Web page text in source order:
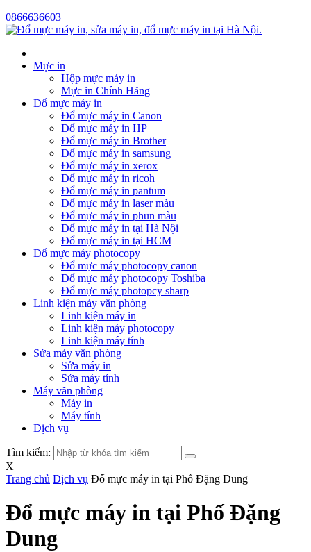
0866636603
Mực in
Hộp mực máy in
Mực in Chính Hãng
Đổ mực máy in
Đổ mực máy in Canon
Đổ mực máy in HP
Đổ mực máy in Brother
Đổ mực máy in samsung
Đổ mực máy in xerox
Đổ mực máy in ricoh
Đổ mực máy in pantum
Đổ mực máy in laser màu
Đổ mực máy in phun màu
Đổ mực máy in tại Hà Nội
Đổ mực máy in tại HCM
Đổ mực máy photocopy
Đổ mực máy photocopy canon
Đổ mực máy photocopy Toshiba
Đổ mực máy photopcy sharp
Linh kiện máy văn phòng
Linh kiện máy in
Linh kiện máy photocopy
Linh kiện máy tính
Sửa máy văn phòng
Sửa máy in
Sửa máy tính
Máy văn phòng
Máy in
Máy tính
Dịch vụ
Tìm kiếm:
X
Trang chủ Dịch vụ Đổ mực máy in tại Phố Đặng Dung
Đổ mực máy in tại Phố Đặng
Dung